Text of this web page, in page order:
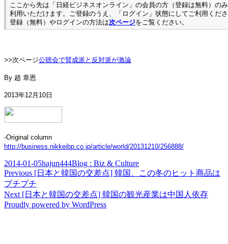
ここから先は「日経ビジネスオンライン」の会員の方（登録は無料）の
利用いただけます。ご登録のうえ、「ログイン」状態にしてご利用くだ
登録（無料）やログインの方法は次ページをご覧ください。
>>次ページ公聴会で賛成派と反対派が激論
By 趙 章恩
2013年12月10日
-Original column
http://business.nikkeibp.co.jp/article/world/20131210/256888/
Posted
on
2014-01-05Author
hajun444Categories
Blog : Biz & Culture
Post
navigation
Previous Previous
post:
[日本と韓国の交差点] 韓国、この冬のヒット商品は
プチプチ
Next Next
post:
[日本と韓国の交差点] 韓国の観光産業は中国人依存
Proudly powered by WordPress